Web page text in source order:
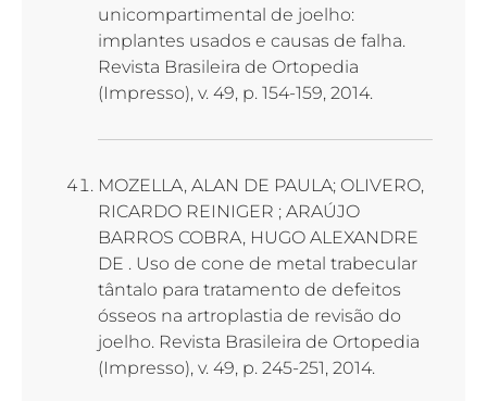
unicompartimental de joelho:
implantes usados e causas de falha.
Revista Brasileira de Ortopedia
(Impresso), v. 49, p. 154-159, 2014.
MOZELLA, ALAN DE PAULA; OLIVERO,
RICARDO REINIGER ; ARAÚJO
BARROS COBRA, HUGO ALEXANDRE
DE . Uso de cone de metal trabecular
tântalo para tratamento de defeitos
ósseos na artroplastia de revisão do
joelho. Revista Brasileira de Ortopedia
(Impresso), v. 49, p. 245-251, 2014.